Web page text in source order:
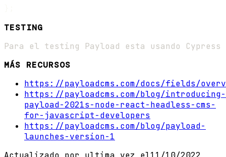
TESTING
Para el testing Payload esta usando Cypress
MÁS RECURSOS
https://payloadcms.com/docs/fields/
https://payloadcms.com/blog/introducing-
payload-2021s-node-react-headless-cms-
for-javascript-developers
https://payloadcms.com/blog/payload-
launches-version-1